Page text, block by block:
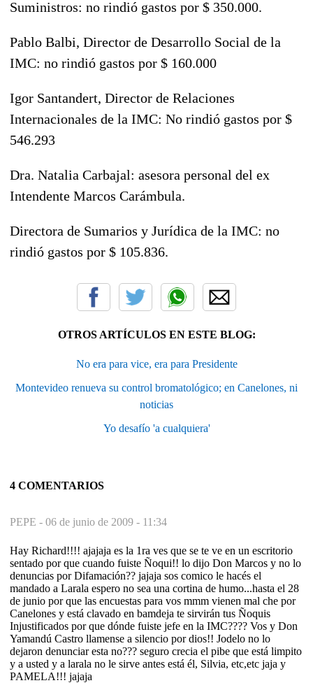
Suministros: no rindió gastos por $ 350.000.
Pablo Balbi, Director de Desarrollo Social de la
IMC: no rindió gastos por $ 160.000
Igor Santandert, Director de Relaciones
Internacionales de la IMC: No rindió gastos por $
546.293
Dra. Natalia Carbajal: asesora personal del ex
Intendente Marcos Carámbula.
Directora de Sumarios y Jurídica de la IMC: no
rindió gastos por $ 105.836.
OTROS ARTÍCULOS EN ESTE BLOG:
No era para vice, era para Presidente
Montevideo renueva su control bromatológico; en Canelones, ni
noticias
Yo desafío 'a cualquiera'
4 COMENTARIOS
PEPE - 06 de junio de 2009 - 11:34
Hay Richard!!!! ajajaja es la 1ra ves que se te ve en un escritorio
sentado por que cuando fuiste Ñoqui!! lo dijo Don Marcos y no lo
denuncias por Difamación?? jajaja sos comico le hacés el
mandado a Larala espero no sea una cortina de humo...hasta el 28
de junio por que las encuestas para vos mmm vienen mal che por
Canelones y está clavado en bamdeja te sirvirán tus Ñoquis
Injustificados por que dónde fuiste jefe en la IMC???? Vos y Don
Yamandú Castro llamense a silencio por dios!! Jodelo no lo
dejaron denunciar esta no??? seguro crecia el pibe que está limpito
y a usted y a larala no le sirve antes está él, Silvia, etc,etc jaja y
PAMELA!!! jajaja